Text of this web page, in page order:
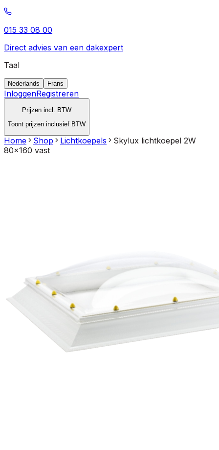
015 33 08 00
Direct advies van een dakexpert
Taal
Nederlands Frans
InloggenRegistreren
Prijzen incl. BTW
Toont prijzen inclusief BTW
Home Shop Lichtkoepels
Skylux lichtkoepel 2W
80x160 vast